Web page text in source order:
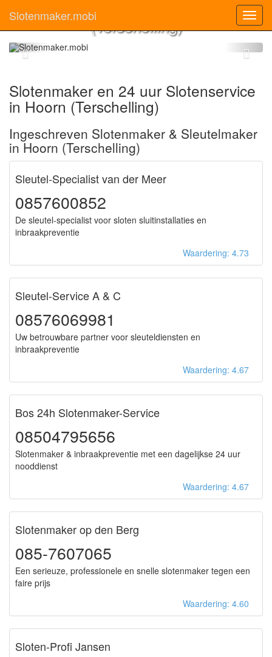
Slotenmaker.mobiSlotenmaker Hoorn
(Terschelling)
Slotenmaker en 24 uur Slotenservice
in Hoorn (Terschelling)
Ingeschreven Slotenmaker & Sleutelmaker
in Hoorn (Terschelling)
Sleutel-Specialist van der Meer
0857600852
De sleutel-specialist voor sloten sluitinstallaties en
inbraakpreventie
Waardering: 4.73
Sleutel-Service A & C
08576069981
Uw betrouwbare partner voor sleuteldiensten en
inbraakpreventie
Waardering: 4.67
Bos 24h Slotenmaker-Service
08504795656
Slotenmaker & inbraakpreventie met een dagelijkse 24 uur
nooddienst
Waardering: 4.67
Slotenmaker op den Berg
085-7607065
Een serieuze, professionele en snelle slotenmaker tegen een
faire prijs
Waardering: 4.60
Sloten-Profi Jansen